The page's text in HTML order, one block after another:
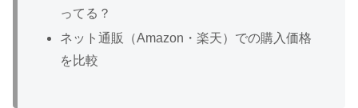
ってる？
ネット通販（Amazon・楽天）での購入価格
を比較